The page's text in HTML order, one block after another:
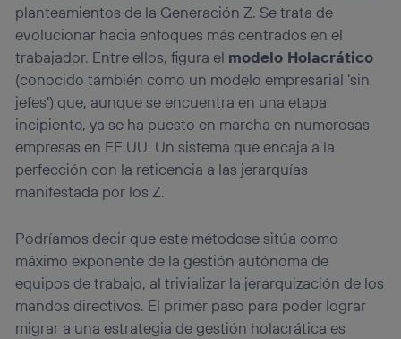
planteamientos de la Generación Z. Se trata de
evolucionar hacia enfoques más centrados en el
trabajador. Entre ellos, figura el modelo Holacrático
(conocido también como un modelo empresarial ‘sin
jefes’) que, aunque se encuentra en una etapa
incipiente, ya se ha puesto en marcha en numerosas
empresas en EE.UU. Un sistema que encaja a la
perfección con la reticencia a las jerarquías
manifestada por los Z.
Podríamos decir que este métodose sitúa como
máximo exponente de la gestión autónoma de
equipos de trabajo, al trivializar la jerarquización de los
mandos directivos. El primer paso para poder lograr
migrar a una estrategia de gestión holacrática es